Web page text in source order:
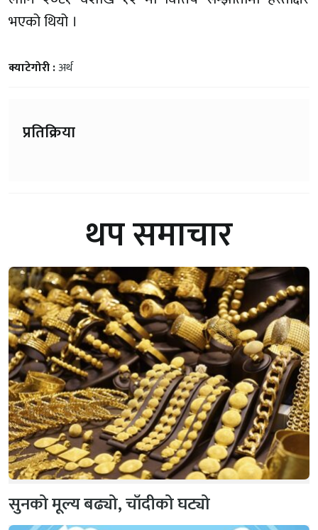
भएको थियो ।
क्याटेगोरी :अर्थ
प्रतिक्रिया
थप समाचार
सुनको मूल्य बढ्यो, चाँदीको घट्यो